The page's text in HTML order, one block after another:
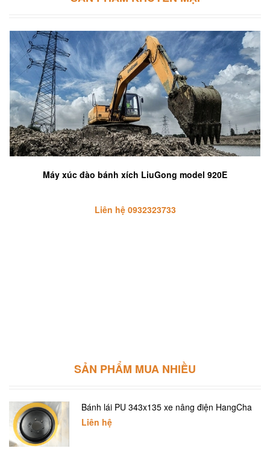
Máy xúc đào bánh xích LiuGong model 920E
Liên hệ 0932323733
SẢN PHẨM MUA NHIỀU
Phụ tùng bơm nước động cơ Isuzu C240 xe
nâng